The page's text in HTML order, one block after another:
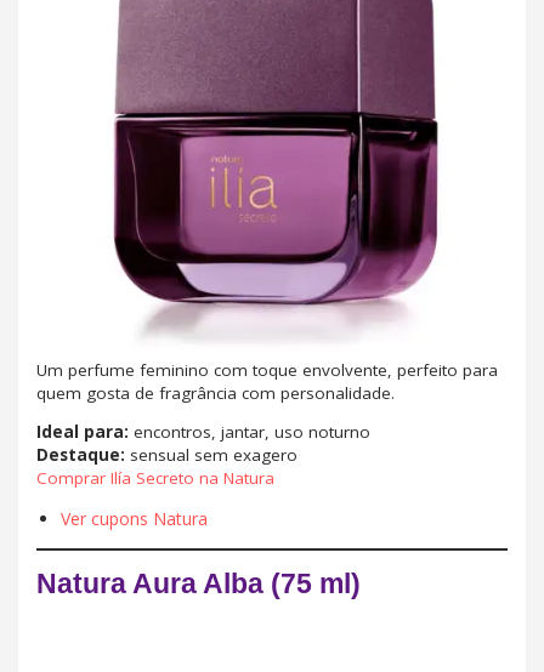
Um perfume feminino com toque envolvente, perfeito para
quem gosta de fragrância com personalidade.
Ideal para: encontros, jantar, uso noturno
Destaque: sensual sem exagero
Comprar Ilía Secreto na Natura
Ver cupons Natura
Natura Aura Alba (75 ml)